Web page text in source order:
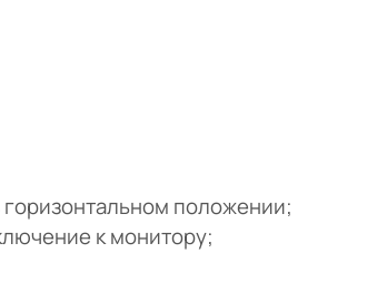
горизонтальном положении;
к монитору;